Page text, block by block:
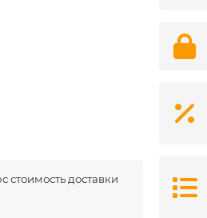
доставки